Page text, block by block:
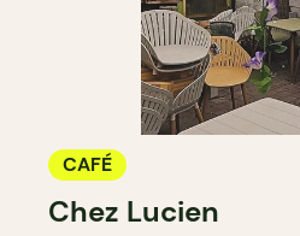
CAFÉ
Chez Lucien